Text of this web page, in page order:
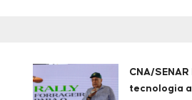
CNA/
tecnologia